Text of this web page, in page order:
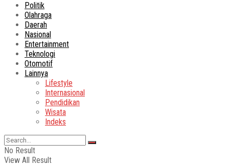
Politik
Olahraga
Daerah
Nasional
Entertainment
Teknologi
Otomotif
Lainnya
Lifestyle
Internasional
Pendidikan
Wisata
Indeks
No Result
View All Result